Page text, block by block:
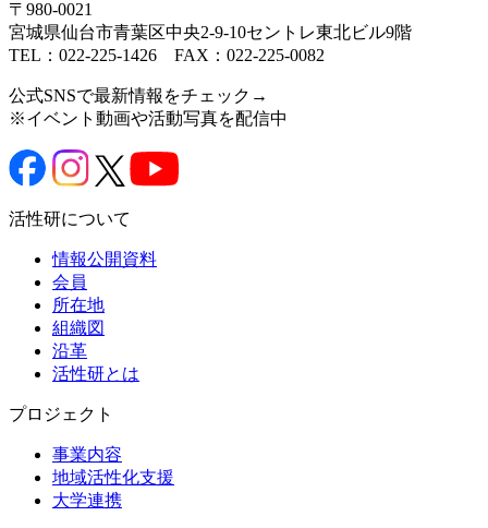
〒980-0021
宮城県仙台市青葉区中央2-9-10セントレ東北ビル9階
TEL：022-225-1426 FAX：022-225-0082
公式SNSで最新情報をチェック→
※イベント動画や活動写真を配信中
活性研について
情報公開資料
会員
所在地
組織図
沿革
活性研とは
プロジェクト
事業内容
地域活性化支援
大学連携